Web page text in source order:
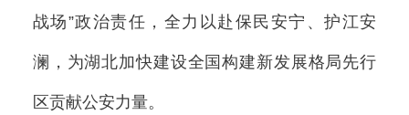
战场”政治责任，全力以赴保民安宁、护江安
澜，为湖北加快建设全国构建新发展格局先行
区贡献公安力量。